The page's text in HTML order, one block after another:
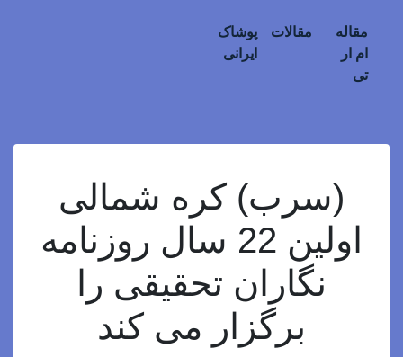
مقاله
ام ار
تی
مقالات
پوشاک
ایرانی
(سرب) کره شمالی
اولین 22 سال روزنامه
نگاران تحقیقی را
برگزار می کند